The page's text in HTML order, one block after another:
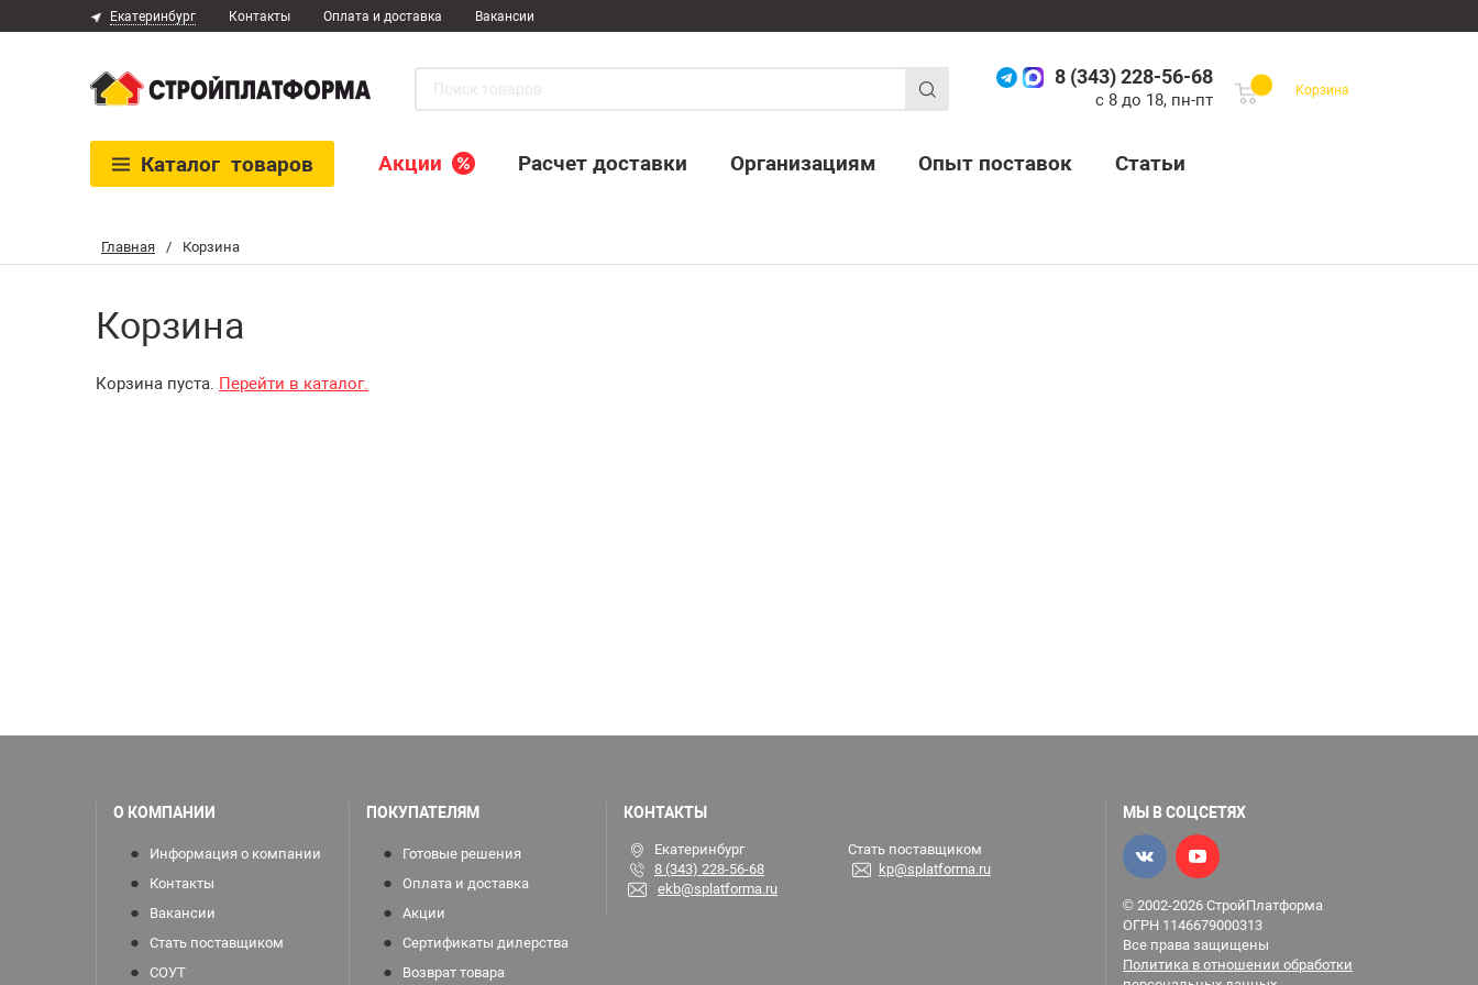
Главная / Корзина
Корзина
Корзина пуста. Перейти в каталог.
Екатеринбург Контакты Оплата и доставка Вакансии
8 (343) 228-56-68
с 8 до 18, пн-пт
Корзина
Каталог товаров Акции Расчет доставки Организациям Опыт поставок Статьи
О КОМПАНИИ
Информация о компании
Контакты
Вакансии
Стать поставщиком
СОУТ
ПОКУПАТЕЛЯМ
Готовые решения
Оплата и доставка
Акции
Сертификаты дилерства
Возврат товара
КОНТАКТЫ
Екатеринбург
8 (343) 228-56-68
ekb@splatforma.ru
Стать поставщиком
kp@splatforma.ru
МЫ В СОЦСЕТЯХ
© 2002-2026 СтройПлатформа
ОГРН 1146679000313
Все права защищены
Политика в отношении обработки